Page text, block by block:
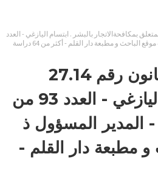
ضحايا الاتجار بالبشر على ضوء القانون رقم 27.14 المتعلق بمكافحةالاتجار بالبشر . ابتسام اليازغي - العدد
93 من مجلة الباحث العلمية للدراسات والأبحاث - المدير المسؤول ذ محمد القاسمي - منشورات موقع الباحث و مطبعة دار القلم - أكثر من 64 دراسة
حماية ضحايا الاتجار بالبشر على ضوء القانون رقم 27.14
المتعلق بمكافحةالاتجار بالبشر . ابتسام اليازغي - العدد 93 من
- المدير المسؤول ذ
مطبعة دار القلم -